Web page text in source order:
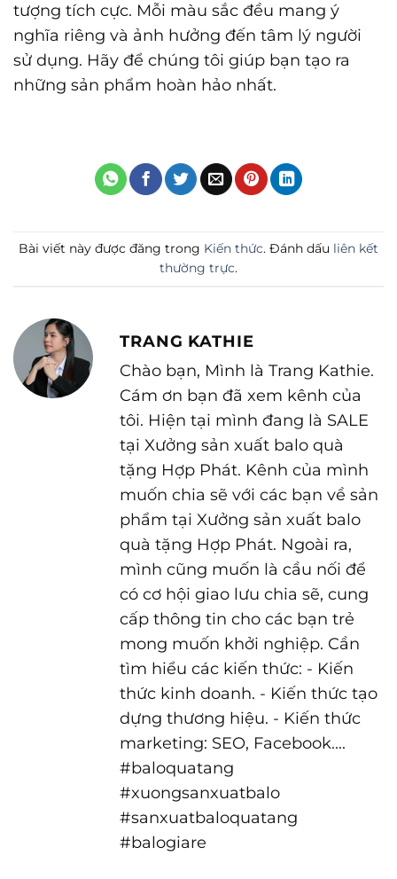
tượng tích cực. Mỗi màu sắc đều mang ý
nghĩa riêng và ảnh hưởng đến tâm lý người
sử dụng. Hãy để chúng tôi giúp bạn tạo ra
những sản phẩm hoàn hảo nhất.
Bài viết này được đăng trong Kiến thức. Đánh dấu liên kết
thường trực.
TRANG KATHIE
Chào bạn, Mình là Trang Kathie.
Cám ơn bạn đã xem kênh của
tôi. Hiện tại mình đang là SALE
tại Xưởng sản xuất balo quà
tặng Hợp Phát. Kênh của mình
muốn chia sẽ với các bạn về sản
phẩm tại Xưởng sản xuất balo
quà tặng Hợp Phát. Ngoài ra,
mình cũng muốn là cầu nối để
có cơ hội giao lưu chia sẽ, cung
cấp thông tin cho các bạn trẻ
mong muốn khởi nghiệp. Cần
tìm hiểu các kiến thức: - Kiến
thức kinh doanh. - Kiến thức tạo
dựng thương hiệu. - Kiến thức
marketing: SEO, Facebook....
#baloquatang
#xuongsanxuatbalo
#sanxuatbaloquatang
#balogiare